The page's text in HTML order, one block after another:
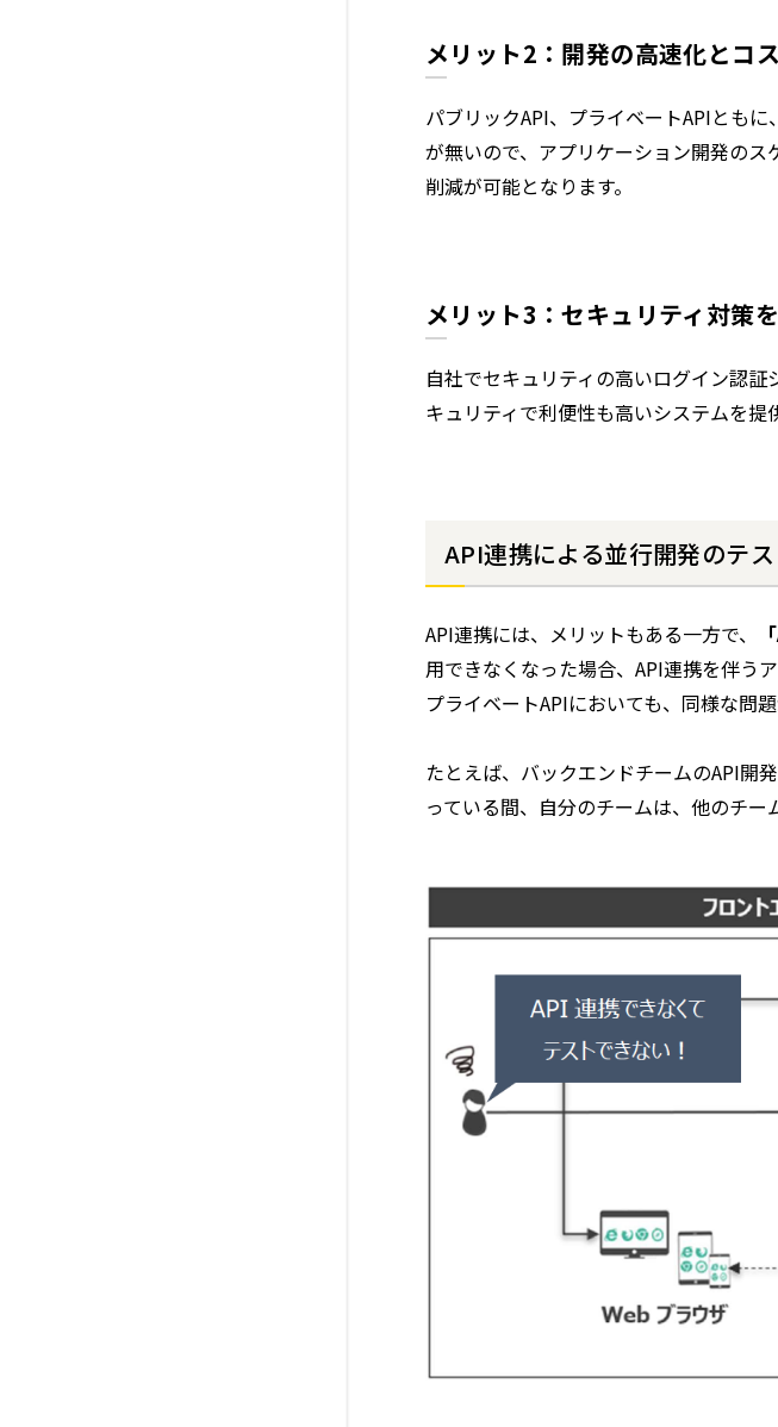
メリット2：開発の高速化とコ
パブリックAPI、プライベートAPIとも
が無いので、アプリケーション開発の
削減が可能となります。
メリット3：セキュリティ対策
自社でセキュリティの高いログイン認
キュリティで利便性も高いシステムを提
API連携による並行開発のテ
API連携には、メリットもある一方で、
用できなくなった場合、API連携を伴う
プライベートAPIにおいても、同様な問題
たとえば、バックエンドチームのAPI開
っている間、自分のチームは、他のチー